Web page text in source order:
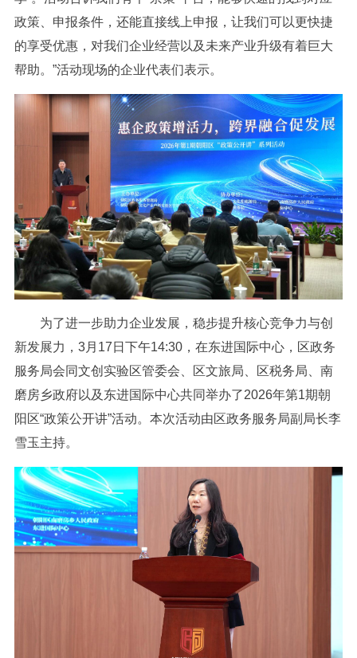
政策、申报条件，还能直接线上申报，让我们可以更快捷
的享受优惠，对我们企业经营以及未来产业升级有着巨大
帮助。”活动现场的企业代表们表示。
为了进一步助力企业发展，稳步提升核心竞争力与创
新发展力，3月17日下午14:30，在东进国际中心，区政务
服务局会同文创实验区管委会、区文旅局、区税务局、南
磨房乡政府以及东进国际中心共同举办了2026年第1期朝
阳区“政策公开讲”活动。本次活动由区政务服务局副局长李
雪玉主持。